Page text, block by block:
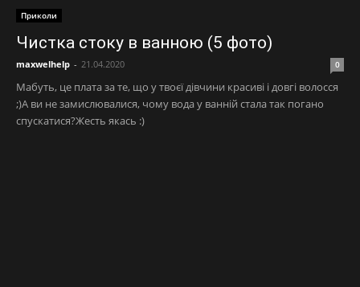
Приколи
Чистка стоку в ванною (5 фото)
maxwelhelp - 21.04.2020 0
Мабуть, це плата за те, що у твоєї дівчини красиві і довгі волосся
;)А ви не замислювалися, чому вода у ванній стала так погано
спускатися?Жесть якась :)